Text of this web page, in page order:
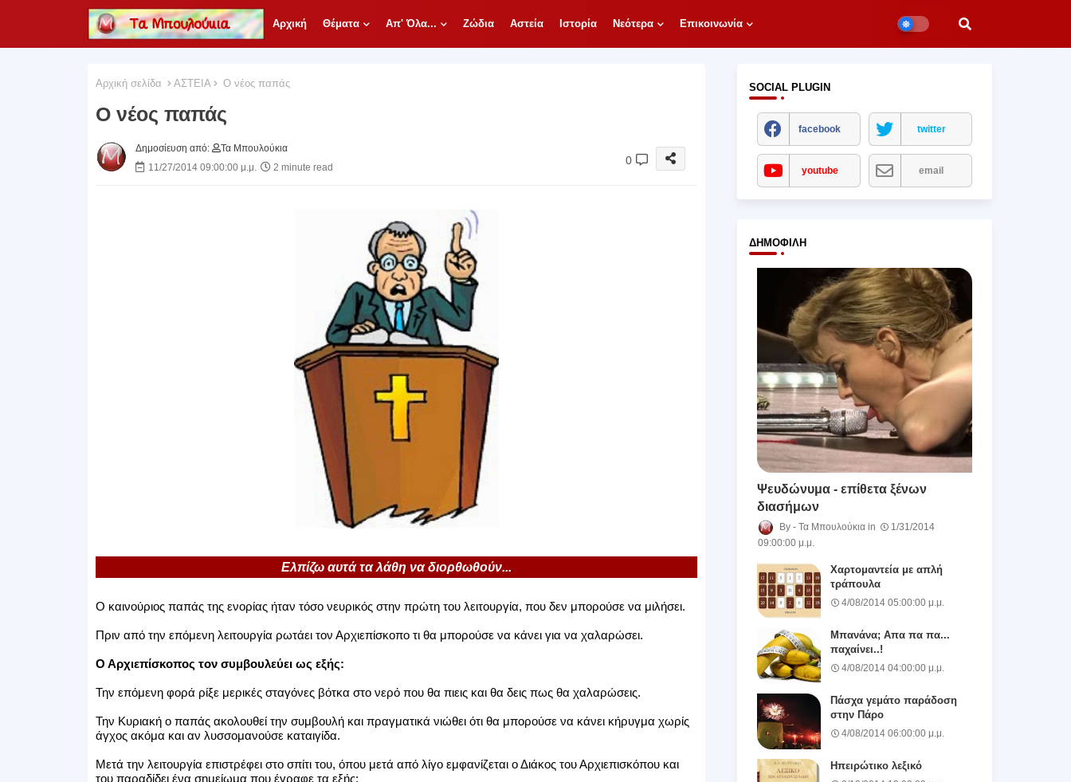
Αρχική Θέματα Απ' Όλα... Ζώδια Αστεία Ιστορία Νεότερα Επικοινωνία
Αρχική σελίδα ΑΣΤΕΙΑ Ο νέος παπάς
Ο νέος παπάς
Δημοσίευση από:
Τα Μπουλούκια
11/27/2014 09:00:00 μ.μ.
2 minute read
0
Ελπίζω αυτά τα λάθη να διορθωθούν...
Ο καινούριος παπάς της ενορίας ήταν τόσο νευρικός στην πρώτη του λειτουργία, που δεν μπορούσε να μιλήσει.
Πριν από την επόμενη λειτουργία ρωτάει τον Αρχιεπίσκοπο τι θα μπορούσε να κάνει για να χαλαρώσει.
Ο Αρχιεπίσκοπος τον συμβουλεύει ως εξής:
Την επόμενη φορά ρίξε μερικές σταγόνες βότκα στο νερό που θα πιεις και θα δεις πως θα χαλαρώσεις.
Την Κυριακή ο παπάς ακολουθεί την συμβουλή και πραγματικά νιώθει ότι θα μπορούσε να κάνει κήρυγμα χωρίς
άγχος ακόμα και αν λυσσομανούσε καταιγίδα.
Μετά την λειτουργία επιστρέφει στο σπίτι του, όπου μετά από λίγο εμφανίζεται ο Διάκος του Αρχιεπισκόπου και
του παραδίδει ένα σημείωμα που έγραφε τα εξής:
SOCIAL PLUGIN
facebook twitter
youtube email
ΔΗΜΟΦΙΛΉ
Ψευδώνυμα - επίθετα ξένων
διασήμων
Τα Μπουλούκια
1/31/2014
09:00:00 μ.μ.
Χαρτομαντεία με απλή
τράπουλα
4/08/2014 05:00:00 μ.μ.
Μπανάνα; Απα πα πα...
παχαίνει..!
4/08/2014 04:00:00 μ.μ.
Πάσχα γεμάτο παράδοση
στην Πάρο
4/08/2014 06:00:00 μ.μ.
Ηπειρώτικο λεξικό